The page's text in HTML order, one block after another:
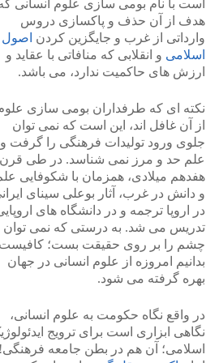
است با نام بومی سازی علوم انسانی
هدف از آن حذف و پاکسازی دروس
وارداتی از غرب و جایگزین کردن اصول
اسلامی و انقلابی که منافاتی با عقاید و
ارزش های حاکمیت ندارد، می باشد.
نکته ای که طرفداران بومی سازی
از آن غافل اند، این است که نمی توان
جلوی ورود تولیدات فرهنگی را گرفت و
علم حد و مرز نمی شناسد. در طی قرن
هفدهم میلادی، همزمان با شکوفایی
و دانش در غرب، آثار بوعلی سینای
در اروپا ترجمه و در دانشگاه های
تدریس می شد. به درستی که نمی توان
چشم را بر روی حقیقت بست؛ کافیست
بدانیم امروزه از علوم انسانی در جهان
بهره گرفته می شود.
در واقع نگاه حکومت به علوم انسانی،
نگاهی ابزاری است برای ترویج
اسلامی؛ آن هم در بطن جامعه فرهنگی!